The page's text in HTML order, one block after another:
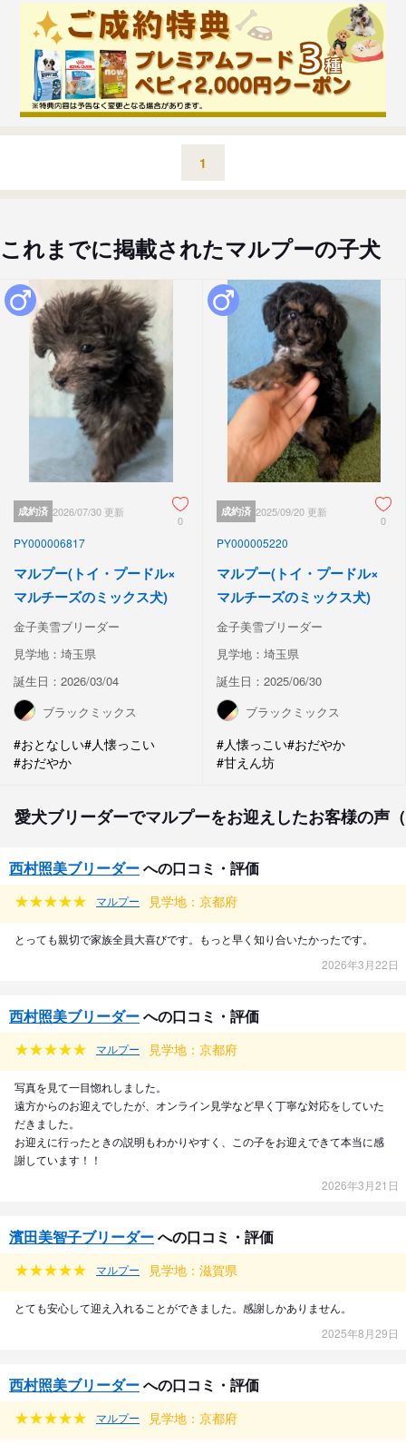
1
これまでに掲載されたマルプーの子犬
成約済 2026/07/30 更新
0
PY000006817
マルプー(トイ・プードル×
マルチーズのミックス犬)
金子美雪ブリーダー
見学地：埼玉県
誕生日：2026/03/04
ブラックミックス
#おとなしい#人懐っこい
#おだやか
成約済 2025/09/20 更新
0
PY000005220
マルプー(トイ・プードル×
マルチーズのミックス犬)
金子美雪ブリーダー
見学地：埼玉県
誕生日：2025/06/30
ブラックミックス
#人懐っこい#おだやか
#甘えん坊
愛犬ブリーダーでマルプーをお迎えしたお客様の声
西村照美ブリーダーへの口コミ・評価
マルプー 見学地：京都府
とっても親切で家族全員大喜びです。もっと早く知り合いたかったです。
2026年3月22日
西村照美ブリーダーへの口コミ・評価
マルプー 見学地：京都府
写真を見て一目惚れしました。
遠方からのお迎えでしたが、オンライン見学など早く丁寧な対応をしていた
だきました。
お迎えに行ったときの説明もわかりやすく、この子をお迎えできて本当に感
謝しています！！
2026年3月21日
濱田美智子ブリーダーへの口コミ・評価
マルプー 見学地：滋賀県
とても安心して迎え入れることができました。感謝しかありません。
2025年8月29日
西村照美ブリーダーへの口コミ・評価
マルプー 見学地：京都府